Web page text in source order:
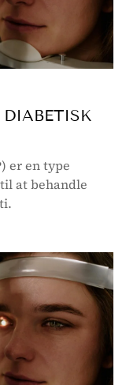
er en type
at behandle